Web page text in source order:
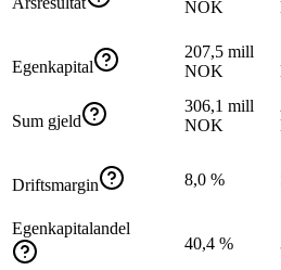
NOK
Egenkapital
207,5 mill
NOK
Sum gjeld
306,1 mill
NOK
Driftsmargin 8,0 %
Egenkapitalandel
40,4 %